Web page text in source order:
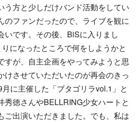
う方と少しだけバンド活動をしてい
のファンだったので、ライブを観に
いです。その後、BiSに入りまし
になったところで何をしようかと
すが、自主企画をやってみようと思
けさせていただいたのが再会のきっ
に主催した「ブタゴリラvol.1」と
秀徳さんやBELLRING少女ハートと
ご出演いただきました。でも、私は